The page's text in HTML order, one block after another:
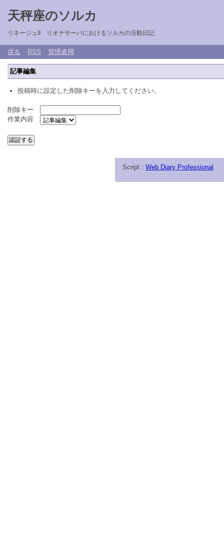
天秤座のソルカ
リネージュII リオナサーバにおけるソルカの活動日記
戻る RSS 管理者用
記事編集
投稿時に設定した削除キーを入力してください。
削除キー
作業内容
Script : Web Diary Professional